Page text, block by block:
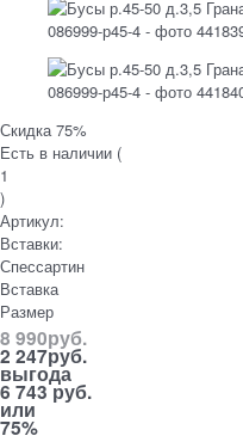
Скидка 75%
Есть в наличии (
1
)
Артикул:
Вставки:
Спессартин
Вставка
Размер
8 990руб.
2 247руб.
выгода
6 743 руб.
или
75%